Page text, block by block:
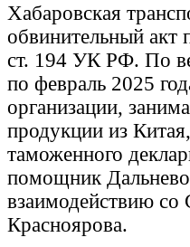
Хабаровская
обвинительный акт
ст. 194 УК РФ. По
по февраль 2025
организации,
продукции из
таможенного
помощник
взаимодействию
Красноярова.